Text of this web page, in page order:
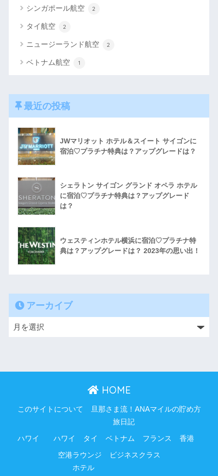
シンガポール航空 2
タイ航空 2
ニュージーランド航空 2
ベトナム航空 1
最近の投稿
JWマリオット ホテル＆スイート サイゴンに
宿泊♡プラチナ特典は？アップグレードは？
シェラトン サイゴン グランド オペラ ホテル
に宿泊♡プラチナ特典は？アップグレード
は？
ウェスティンホテル横浜に宿泊♡プラチナ特
典は？アップグレードは？ 2023年の思い出！
アーカイブ
HOME
このサイトについて 旦那さま流！ANAマイルの貯め方
ハワイ
旅日記
ハワイ タイ ベトナム フランス 香港
空港ラウンジ
ビジネスクラス
ホテル